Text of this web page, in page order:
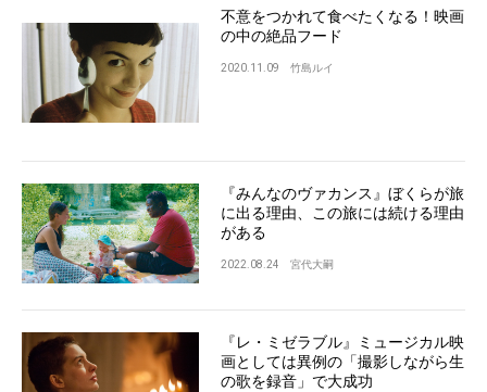
不意をつかれて食べたくなる！映画
の中の絶品フード
2020.11.09 竹島ルイ
『みんなのヴァカンス』ぼくらが旅
に出る理由、この旅には続ける理由
がある
2022.08.24 宮代大嗣
『レ・ミゼラブル』ミュージカル映
画としては異例の「撮影しながら生
の歌を録音」で大成功